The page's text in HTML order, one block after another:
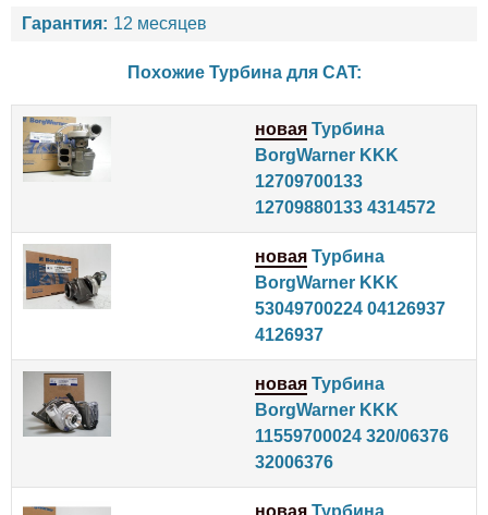
Гарантия: 12 месяцев
Похожие Турбина для CAT:
новая Турбина
BorgWarner KKK
12709700133
12709880133 4314572
новая Турбина
BorgWarner KKK
53049700224 04126937
4126937
новая Турбина
BorgWarner KKK
11559700024 320/06376
32006376
новая Турбина